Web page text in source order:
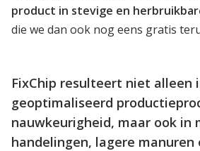
product in stevige en
die we dan ook nog eens gratis
FixChip resulteert niet alleen
geoptimaliseerd
nauwkeurigheid, maar ook in
handelingen, lagere manuren